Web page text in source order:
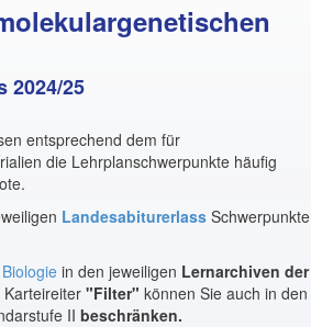
2024/25
entsprechend dem für
die Lehrplanschwerpunkte häufig
Landesabiturerlass Schwerpunkte
in den jeweiligen Lernarchiven der
"Filter" können Sie auch in den
II beschränken.